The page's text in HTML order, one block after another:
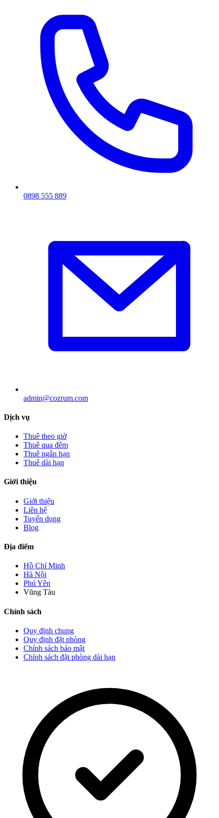
0898 555 889
admin@cozrum.com
Dịch vụ
Thuê theo giờ
Thuê qua đêm
Thuê ngắn hạn
Thuê dài hạn
Giới thiệu
Giới thiệu
Liên hệ
Tuyển dụng
Blog
Địa điểm
Hồ Chí Minh
Hà Nội
Phú Yên
Vũng Tàu
Chính sách
Quy định chung
Quy định đặt phòng
Chính sách bảo mật
Chính sách đặt phòng dài hạn